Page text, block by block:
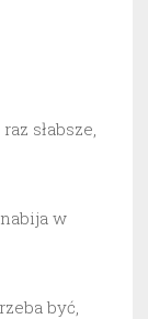
słabsze,
w
być,